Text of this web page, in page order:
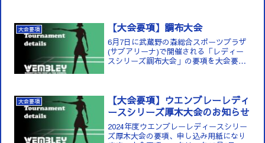
大会要項 【大会要項】調布大会
6月7日に武蔵野の森総合スポーツプラザ
(サブアリーナ)で開催される「レディー
スシリーズ調布大会」の要項を大会要項
大会要項
【大会要項】ウエンブレーレディ
ースシリーズ厚木大会のお知らせ
2024年度ウエンブレーレディースシリー
ズ厚木大会の要項、申し込み用紙になり